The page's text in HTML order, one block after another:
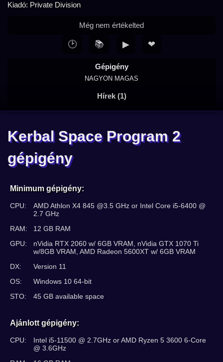
Kiadó: Private Division
Gépigény
NAGYON MAGAS
Hírek (1)
Még nem értékelted
🕑 📚 ▶ ❤
Kerbal Space Program 2
gépigény
Minimum gépigény:
CPU:
AMD Athlon X4 845 @3.5 GHz or Intel Core i5-6400 @
2.7 GHz
RAM:
12 GB RAM
GPU:
nVidia RTX 2060 w/ 6GB VRAM, nVidia GTX 1070 Ti
w/8GB VRAM, AMD Radeon 5600XT w/ 6GB VRAM
DX:
Version 11
OS:
Windows 10 64-bit
STO:
45 GB available space
Ajánlott gépigény:
CPU:
Intel i5-11500 @ 2.7GHz or AMD Ryzen 5 3600 6-Core
@ 3.6GHz